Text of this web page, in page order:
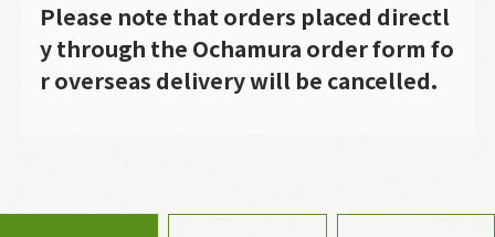
Please note that orders placed directl
y through the Ochamura order form fo
r overseas delivery will be cancelled.